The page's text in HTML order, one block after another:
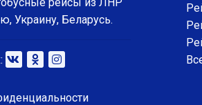
Украину, Беларусь.